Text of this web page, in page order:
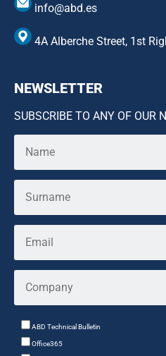
info@abd.es
4A Alberche Street, 1st
NEWSLETTER
SUBSCRIBE TO ANY OF OUR
ABD Technical Bulletin
Office365